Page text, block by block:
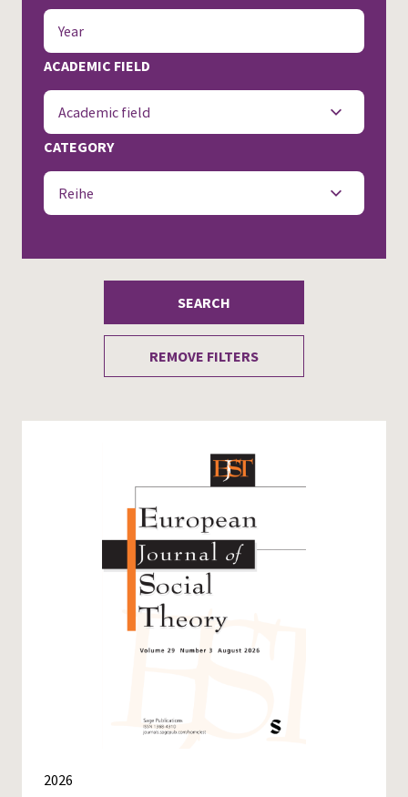
Press
ACADEMIC FIELD
Academic field
CATEGORY
Reihe
REMOVE FILTERS
SEARCH
2026